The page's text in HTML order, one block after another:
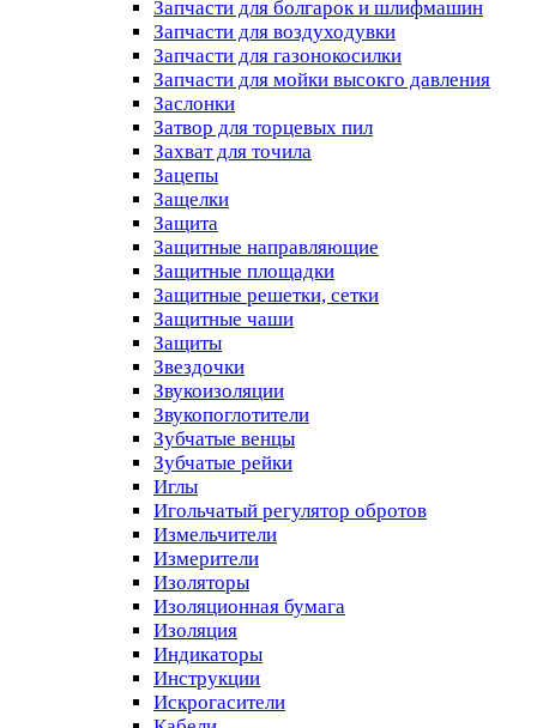
Запчасти для болгарок и шлифмашин
Запчасти для воздуходувки
Запчасти для газонокосилки
Запчасти для мойки высокго давления
Заслонки
Затвор для торцевых пил
Захват для точила
Зацепы
Защелки
Защита
Защитные направляющие
Защитные площадки
Защитные решетки, сетки
Защитные чаши
Защиты
Звездочки
Звукоизоляции
Звукопоглотители
Зубчатые венцы
Зубчатые рейки
Иглы
Игольчатый регулятор обротов
Измельчители
Измерители
Изоляторы
Изоляционная бумага
Изоляция
Индикаторы
Инструкции
Искрогасители